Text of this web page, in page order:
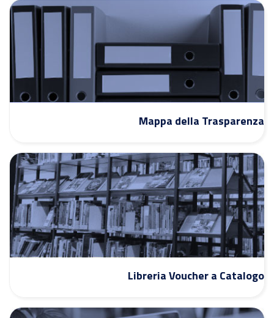
Mappa della Trasparenza
Libreria Voucher a Catalogo